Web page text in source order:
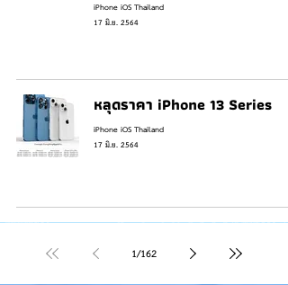
iPhone iOS Thailand
17 มิ.ย. 2564
หลุดราคา iPhone 13 Series
iPhone iOS Thailand
17 มิ.ย. 2564
1/162